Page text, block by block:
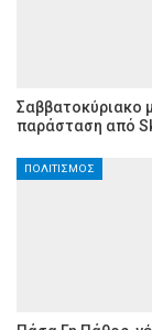
Σαββατοκύριακο
παράσταση από
ΠΟΛΙΤΙΣΜΌΣ